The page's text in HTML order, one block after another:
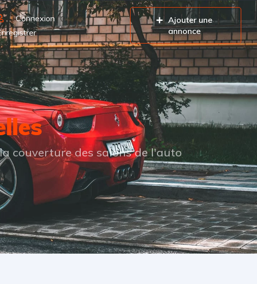
Connexion
Ajouter une
annonce
couverture des salons de l'auto